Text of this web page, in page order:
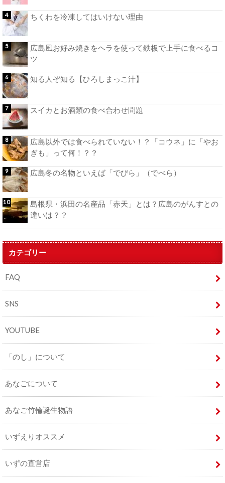
ちくわを冷凍してはいけない理由
広島風お好み焼きをヘラを使って鉄板で上手に食べるコ
ツ
知る人ぞ知る【ひろしまっこ汁】
スイカとお酒類の食べ合わせ問題
広島以外では食べられていない！？「コウネ」に「やお
ぎも」って何！？？
広島冬の名物といえば「でびら」（でべら）
島根県・浜田の名産品「赤天」とは？広島のがんすとの
違いは？？
カテゴリー
FAQ
SNS
YOUTUBE
「のし」について
あなごについて
あなご竹輪誕生物語
いずえりオススメ
いずの直営店